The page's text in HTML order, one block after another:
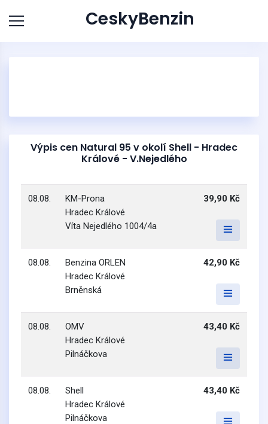
CeskyBenzin
Výpis cen Natural 95 v okolí Shell - Hradec
Králové - V.Nejedlého
08.08.
KM-Prona
Hradec Králové
Víta Nejedlého 1004/4a
39,90 Kč
08.08.
Benzina ORLEN
Hradec Králové
Brněnská
42,90 Kč
08.08.
OMV
Hradec Králové
Pilnáčkova
43,40 Kč
08.08.
Shell
Hradec Králové
Pilnáčkova
43,40 Kč